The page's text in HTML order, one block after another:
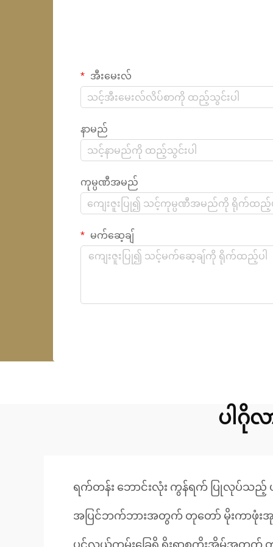
အီးမေးလ်
နာမည်
ကုမ္ပဏီအမည်
မက်ဆေ့ချ်
ပါဂို
ရက်တန်း ဘောင်းလုံး ကွန်ရက် ပြုလုပ်သည့် ပစ္
အပြင်ဘက်ဘားအတွက် တုတော် မိုးကာဖုံးအုပ်
ပင်လယ်ကမ်းခြေရှိ ရိုးရာစကိုးအိမ်အတွက် တု